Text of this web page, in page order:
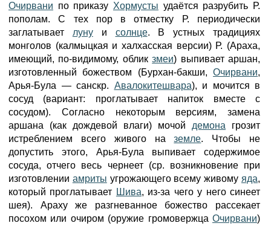
Очирвани по приказу Хормусты удаётся разрубить Р.
пополам. С тех пор в отместку Р. периодически
заглатывает лунуи солнце. В устных традициях
монголов (калмыцкая и халхасская версии) Р. (Араха,
имеющий, по-видимому, обликзмеи) выпивает аршан,
изготовленный божеством (Бурхан-бакши, Очирвани,
Арья-Була — санскр. Авалокитешвара), и мочится в
сосуд (вариант: проглатывает напиток вместе с
сосудом). Согласно некоторым версиям, замена
аршана (как дождевой влаги) мочой демона грозит
истреблением всего живого наземле. Чтобы не
допустить этого, Арья-Була выпивает содержимое
сосуда, отчего весь чернеет (ср. возникновение при
изготовлении амриты угрожающего всему живому яда,
который проглатывает Шива, из-за чего у него синеет
шея). Араху же разгневанное божество рассекает
посохом или очиром (оружие громовержца Очирвани)